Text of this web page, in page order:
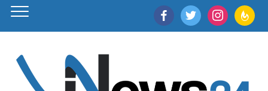
facebooktwitter instagram